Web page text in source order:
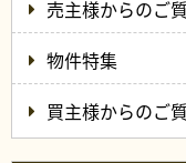
売主様からのご
物件特集
買主様からのご